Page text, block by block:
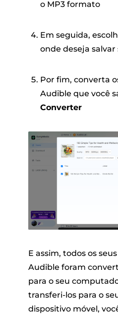
o MP3 formato
Em seguida,
onde deseja salvar
Por fim, converta
Audible que você
Converter
E assim, todos os
Audible foram
para o seu
transferi-los para o
dispositivo móvel,